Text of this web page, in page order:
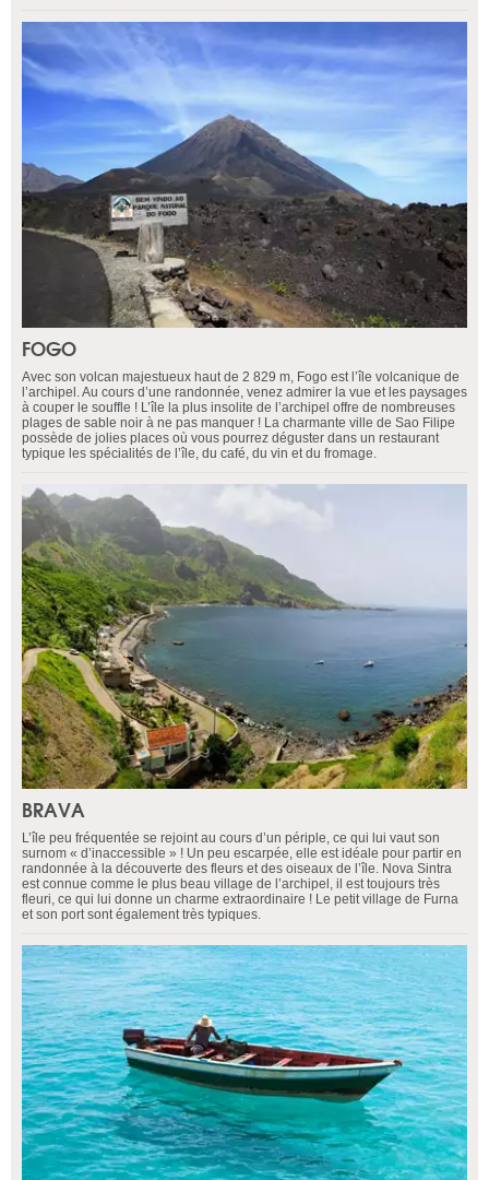
FOGO
Avec son volcan majestueux haut de 2 829 m, Fogo est l’île volcanique de
l’archipel. Au cours d’une randonnée, venez admirer la vue et les paysages
à couper le souffle ! L’île la plus insolite de l’archipel offre de nombreuses
plages de sable noir à ne pas manquer ! La charmante ville de Sao Filipe
possède de jolies places où vous pourrez déguster dans un restaurant
typique les spécialités de l’île, du café, du vin et du fromage.
BRAVA
L’île peu fréquentée se rejoint au cours d’un périple, ce qui lui vaut son
surnom « d’inaccessible » ! Un peu escarpée, elle est idéale pour partir en
randonnée à la découverte des fleurs et des oiseaux de l’île. Nova Sintra
est connue comme le plus beau village de l’archipel, il est toujours très
fleuri, ce qui lui donne un charme extraordinaire ! Le petit village de Furna
et son port sont également très typiques.